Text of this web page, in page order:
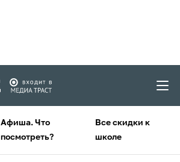
Афиша. Что
посмотреть?
Все скидки к
школе